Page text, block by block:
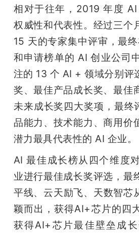
GAIR
专
爱
搞
机
相对于往年，2019 年度
权威性和代表性。经过三个
15 天的专家集中评审，最
和申请榜单的 AI 创业公司
注的 13 个 AI + 领域分别评
奖、最佳产品成长奖、最佳
未来成长奖四大奖项，最
品能力、技术能力、商用价
潜力最具代表性的 AI 企业。
AI 最佳成长榜从四个维度
业进行最佳成长奖评选，最
平线、云天励飞、天数智芯
颖而出，获得AI+芯片的四
获得AI+芯片最佳壁垒成